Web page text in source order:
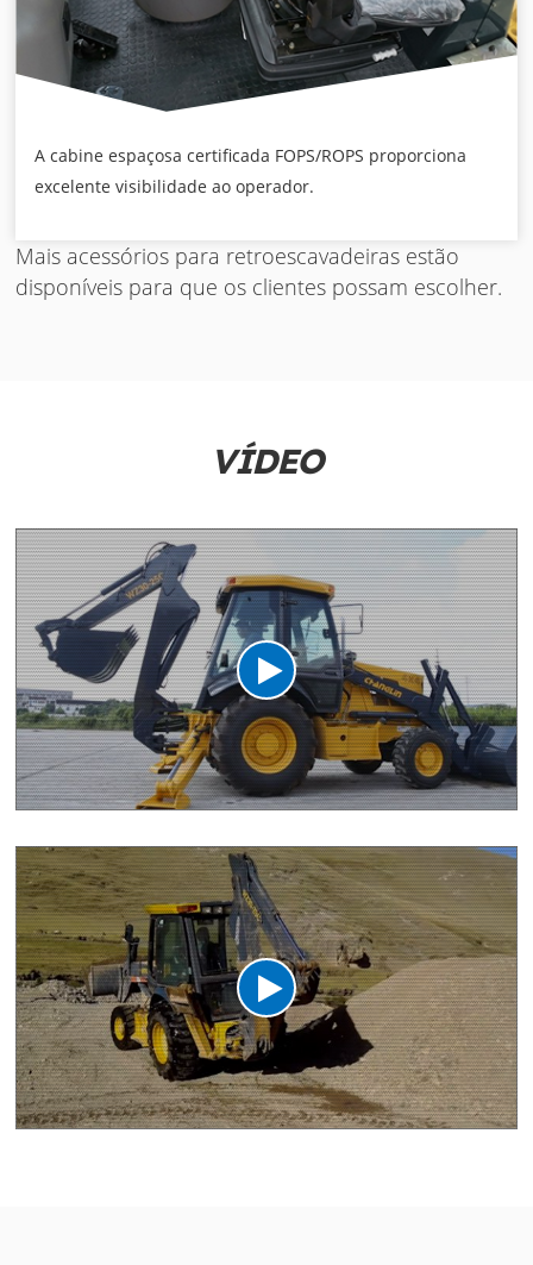
A cabine espaçosa certificada FOPS/ROPS proporciona
excelente visibilidade ao operador.
Mais acessórios para retroescavadeiras estão
disponíveis para que os clientes possam escolher.
VÍDEO